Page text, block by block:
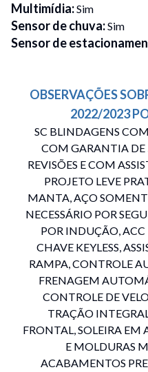
Multimídia:Sim
Sensor de chuva:Sim
Sensor de
OBSERVAÇÕES
2022/2023
SC BLINDAGENS
COM GARANTIA DE
REVISÕES E COM
PROJETO LEVE
MANTA, AÇO
NECESSÁRIO POR
POR INDUÇÃO,
CHAVE KEYLESS,
RAMPA, CONTROLE
FRENAGEM
CONTROLE DE
TRAÇÃO
FRONTAL, SOLEIRA
E MOLDURAS
ACABAMENTOS